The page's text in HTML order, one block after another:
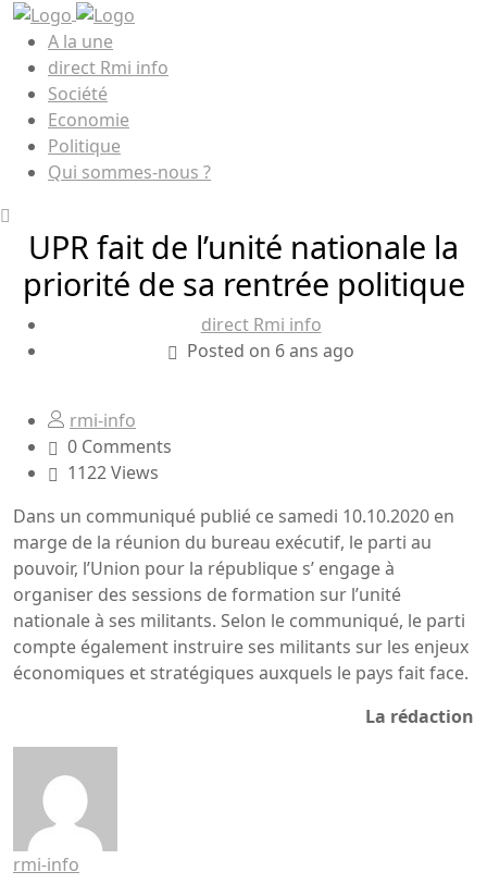
A la une
direct Rmi info
Société
Economie
Politique
Qui sommes-nous ?
UPR fait de l’unité nationale la
priorité de sa rentrée politique
direct Rmi info
Posted on 6 ans ago
rmi-info
0 Comments
1122 Views
Dans un communiqué publié ce samedi 10.10.2020 en
marge de la réunion du bureau exécutif, le parti au
pouvoir, l’Union pour la république s’ engage à
organiser des sessions de formation sur l’unité
nationale à ses militants. Selon le communiqué, le parti
compte également instruire ses militants sur les enjeux
économiques et stratégiques auxquels le pays fait face.
La rédaction
rmi-info